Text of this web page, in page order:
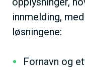
innmelding,
løsningene:
Fornavn og